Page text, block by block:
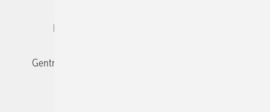
Editor's choice
Gentner Verlag